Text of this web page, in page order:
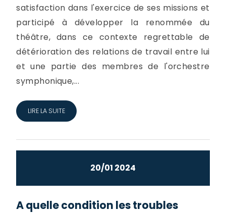
satisfaction dans l'exercice de ses missions et
participé à développer la renommée du
théâtre, dans ce contexte regrettable de
détérioration des relations de travail entre lui
et une partie des membres de l'orchestre
symphonique,...
LIRE LA SUITE
20/01 2024
A quelle condition les troubles